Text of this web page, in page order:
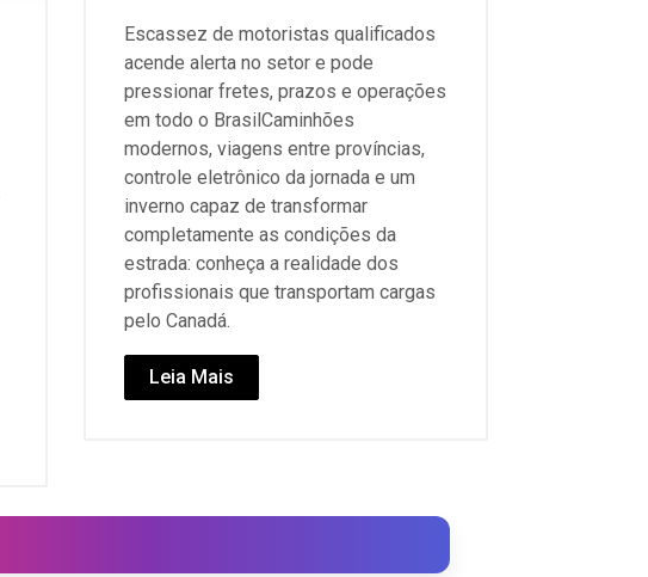
Escassez de motoristas qualificados
acende alerta no setor e pode
pressionar fretes, prazos e operações
em todo o BrasilCaminhões
modernos, viagens entre províncias,
controle eletrônico da jornada e um
inverno capaz de transformar
completamente as condições da
estrada: conheça a realidade dos
profissionais que transportam cargas
pelo Canadá.
Leia Mais